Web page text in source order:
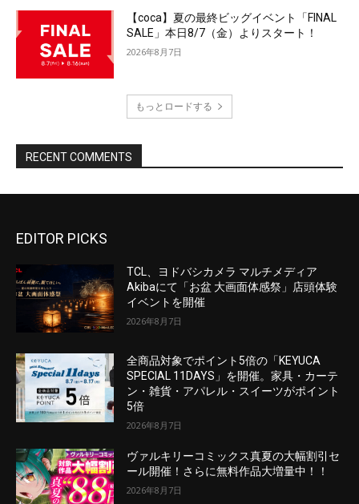
EDITOR PICKS
TCL、ヨドバシカメラ マルチメディア
Akibaにて「お盆 大画面体感祭」店頭体験
イベントを開催
2026年8月7日
全商品対象でポイント5倍の「KEYUCA
SPECIAL 11DAYS」を開催。家具・カーテ
ン・雑貨・アパレル・スイーツがポイント
5倍
2026年8月7日
ヴァルキリーコミックス真夏の大幅割引セ
ール開催！さらに無料作品大増量中！！
2026年8月7日